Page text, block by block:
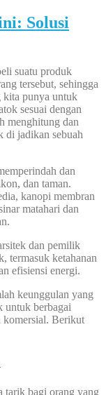
Solusi
suatu produk
tersebut, sehingga
kita punya untuk
sesuai dengan
menghitung dan
di jadikan sebuah
dan
dan taman.
kanopi membran
matahari dan
dan pemilik
termasuk ketahanan
efisiensi energi.
keunggulan yang
untuk berbagai
komersial. Berikut
tarik bagi orang yang